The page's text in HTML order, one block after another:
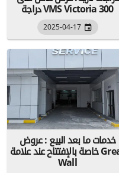
دراجة VMS Victoria 300
2025-04-17
خدمات ما بعد البيع : عروض
خاصة بالإفتتاح عند علامة Great
Wall